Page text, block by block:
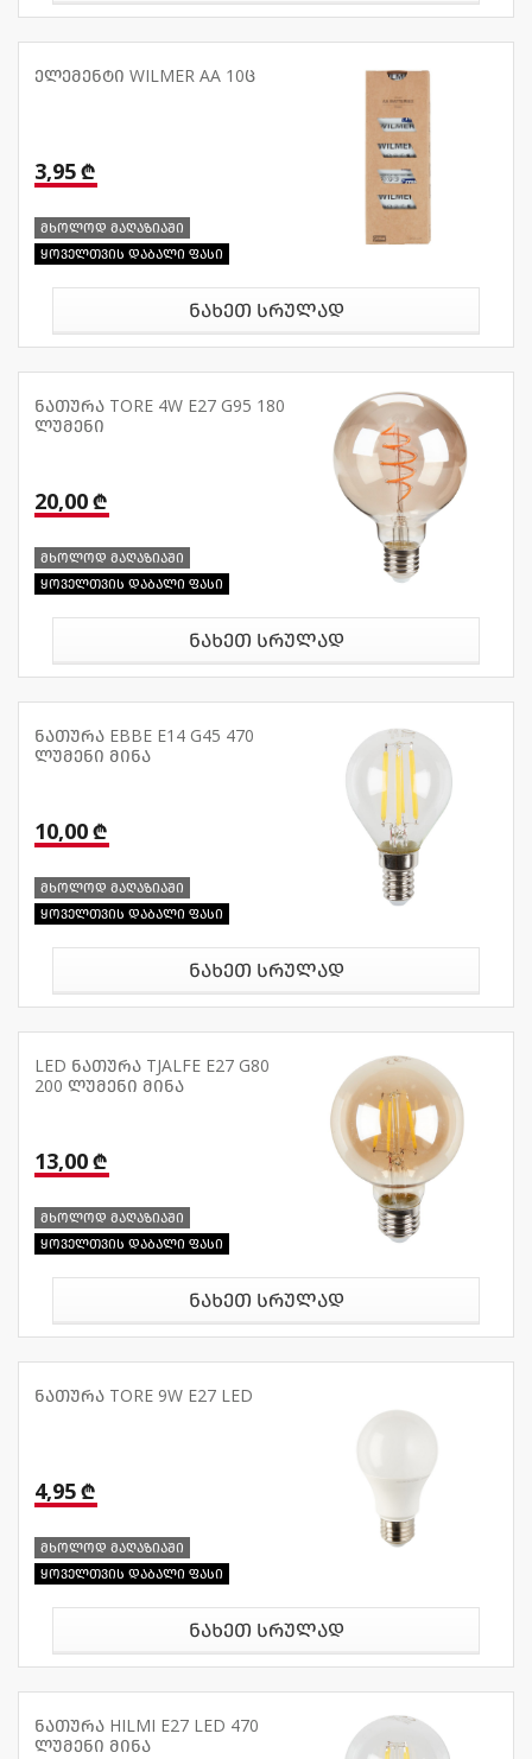
ელემენტი WILMER AA 10ც
3,95 ₾
მხოლოდ მაღაზიაში
ყოველთვის დაბალი ფასი
ნახეთ სრულად
ნათურა TORE 4W E27 G95 180
ლუმენი
20,00 ₾
მხოლოდ მაღაზიაში
ყოველთვის დაბალი ფასი
ნახეთ სრულად
ნათურა EBBE E14 G45 470
ლუმენი მინა
10,00 ₾
მხოლოდ მაღაზიაში
ყოველთვის დაბალი ფასი
ნახეთ სრულად
LED ნათურა TJALFE E27 G80
200 ლუმენი მინა
13,00 ₾
მხოლოდ მაღაზიაში
ყოველთვის დაბალი ფასი
ნახეთ სრულად
ნათურა TORE 9W E27 LED
4,95 ₾
მხოლოდ მაღაზიაში
ყოველთვის დაბალი ფასი
ნახეთ სრულად
ნათურა HILMI E27 LED 470
ლუმენი მინა